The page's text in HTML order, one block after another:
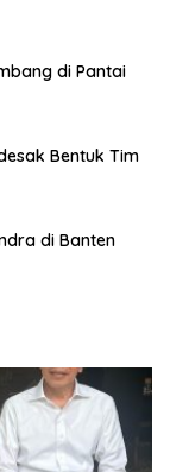
di Pantai
Bentuk Tim
di Banten